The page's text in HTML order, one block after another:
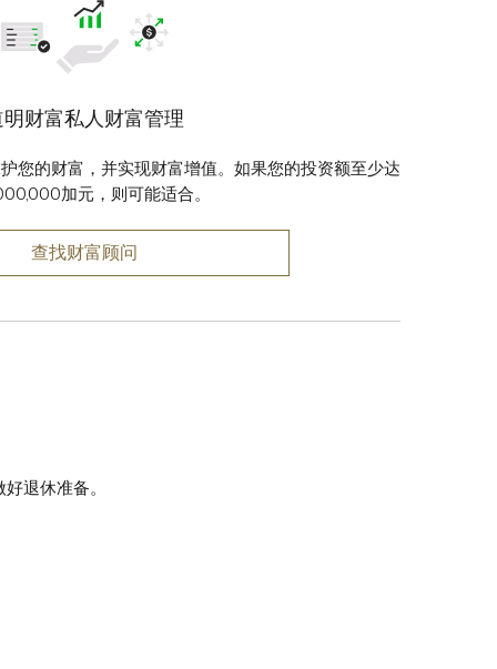
明财富私人财富管理
您的财富，并实现财富增值。如果您的投资额至少达
加元，则可能适合。
查找财富顾问
退休准备。